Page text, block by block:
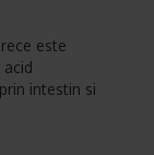
este
intestin si